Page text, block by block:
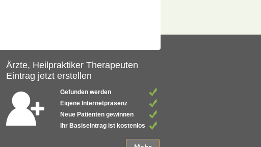
Ärzte, Heilpraktiker Therapeuten
Eintrag jetzt erstellen
Gefunden werden
Eigene Internetpräsenz
Neue Patienten gewinnen
Ihr Basiseintrag ist kostenlos